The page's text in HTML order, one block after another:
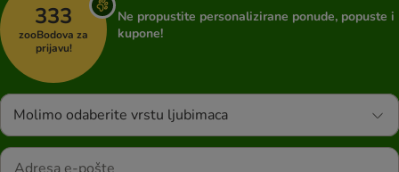
333
zooBodova za
prijavu!
Ne propustite personalizirane ponude, popuste i
kupone!
Molimo odaberite vrstu ljubimaca